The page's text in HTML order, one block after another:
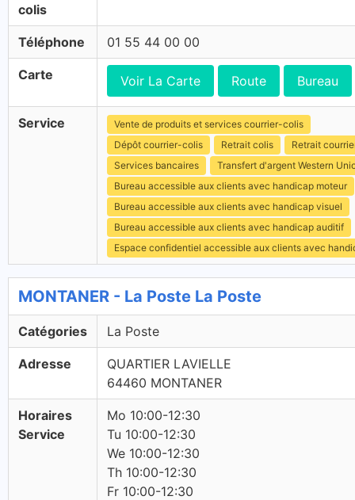
colis
Téléphone 01 55 44 00 00
Carte Voir La Carte Route Bureau
Service
Vente de produits et services courrier-colis
Dépôt courrier-colis
Retrait colis
Retrait
Services bancaires
Transfert d'argent Western
Bureau accessible aux clients avec handicap moteur
Bureau accessible aux clients avec handicap visuel
Bureau accessible aux clients avec handicap auditif
Espace confidentiel accessible aux clients avec
MONTANER - La Poste La Poste
Catégories La Poste
Adresse
QUARTIER LAVIELLE
64460 MONTANER
Horaires
Service
Mo 10:00-12:30
Tu 10:00-12:30
We 10:00-12:30
Th 10:00-12:30
Fr 10:00-12:30